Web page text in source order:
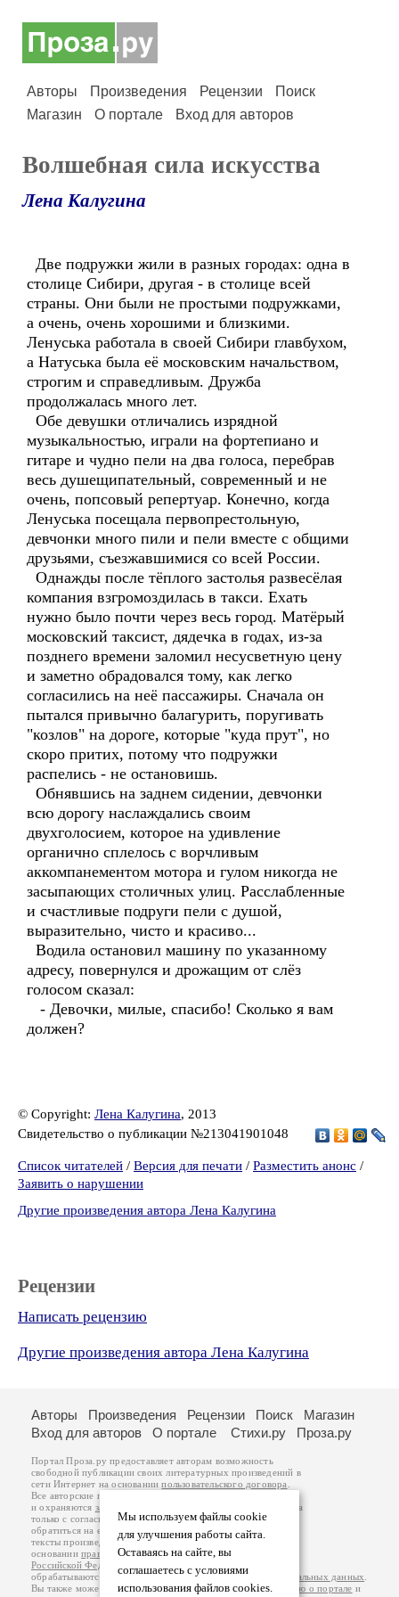
Авторы Произведения Рецензии
Поиск
Магазин
О портале Вход для авторов
Волшебная сила искусства
Лена Калугина
Две подружки жили в разных городах: одна в
столице Сибири, другая - в столице всей
страны. Они были не простыми подружками,
а очень, очень хорошими и близкими.
Ленуська работала в своей Сибири главбухом,
а Натуська была её московским начальством,
строгим и справедливым. Дружба
продолжалась много лет.
Обе девушки отличались изрядной
музыкальностью, играли на фортепиано и
гитаре и чудно пели на два голоса, перебрав
весь душещипательный, современный и не
очень, попсовый репертуар. Конечно, когда
Ленуська посещала первопрестольную,
девчонки много пили и пели вместе с общими
друзьями, съезжавшимися со всей России.
Однажды после тёплого застолья развесёлая
компания взгромоздилась в такси. Ехать
нужно было почти через весь город. Матёрый
московский таксист, дядечка в годах, из-за
позднего времени заломил несусветную цену
и заметно обрадовался тому, как легко
согласились на неё пассажиры. Сначала он
пытался привычно балагурить, поругивать
"козлов" на дороге, которые "куда прут", но
скоро притих, потому что подружки
распелись - не остановишь.
Обнявшись на заднем сидении, девчонки
всю дорогу наслаждались своим
двухголосием, которое на удивление
органично сплелось с ворчливым
аккомпанементом мотора и гулом никогда не
засыпающих столичных улиц. Расслабленные
и счастливые подруги пели с душой,
выразительно, чисто и красиво...
Водила остановил машину по указанному
адресу, повернулся и дрожащим от слёз
голосом сказал:
- Девочки, милые, спасибо! Сколько я вам
должен?
© Copyright: Лена Калугина, 2013
Свидетельство о публикации №213041901048
Список читателей / Версия для печати / Разместить анонс /
Заявить о нарушении
Другие произведения автора Лена Калугина
Рецензии
Написать рецензию
Другие произведения автора Лена Калугина
Мы используем файлы cookie
для улучшения работы сайта.
Оставаясь на сайте, вы
соглашаетесь с условиями
использования файлов cookies.
Авторы Произведения Рецензии Поиск
Магазин
Вход для авторов
О портале Стихи.ру Проза.ру
Портал Проза.ру предоставляет авторам возможность
свободной публикации своих литературных произведений в
сети Интернет на основаниипользовательского договора
Все авторские права на произведения принадлежат авторам
и охраняются законом
. Перепечатка произведений возможна
только с согласия его автора, к которому вы можете
обратиться на его авторской странице. Ответственность за
тексты произведений авторы несут самостоятельно на
основанииправил публикацииизаконодательства
Российской Федерации
обрабатываются на основанииПолитики обработки персональных данных
Вы также можете посмотреть более подробнуюинформацию о портале и